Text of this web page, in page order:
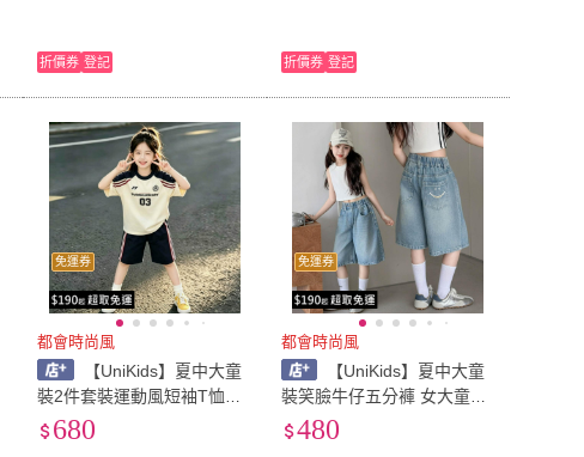
折價券 登記 折價券 登記
免運券
都會時尚風
【UniKids】夏中大童
裝2件套裝運動風短袖T恤五
分褲 女大童裝 CV03(套裝)
680
免運券
都會時尚風
【UniKids】夏中大童
裝笑臉牛仔五分褲 女大童裝
CVYZ99074(笑臉)
480